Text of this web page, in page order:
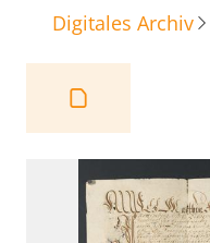
Digitales Archiv